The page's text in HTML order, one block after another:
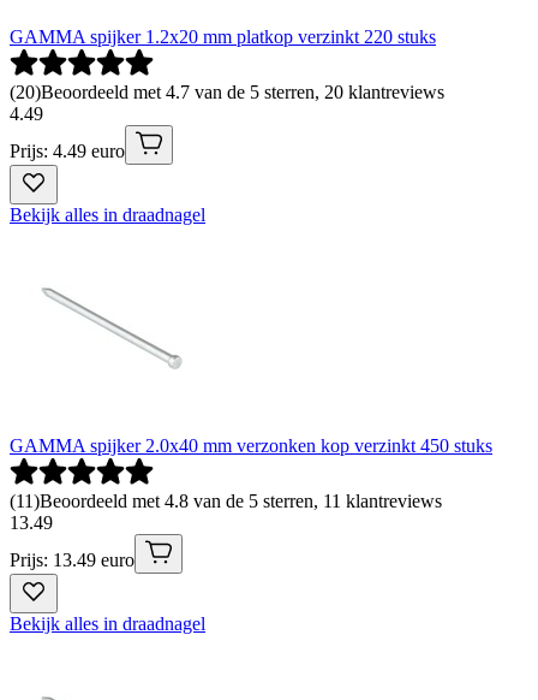
GAMMA spijker 1.2x20 mm platkop verzinkt 220 stuks
(20)Beoordeeld met 4.7 van de 5 sterren, 20 klantreviews
4.49
Prijs: 4.49 euro
Bekijk alles in draadnagel
GAMMA spijker 2.0x40 mm verzonken kop verzinkt 450 stuks
(11)Beoordeeld met 4.8 van de 5 sterren, 11 klantreviews
13.49
Prijs: 13.49 euro
Bekijk alles in draadnagel